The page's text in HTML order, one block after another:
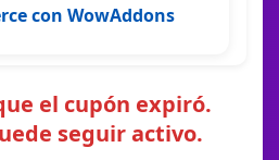
con WowAddons
el cupón expiró.
seguir activo.